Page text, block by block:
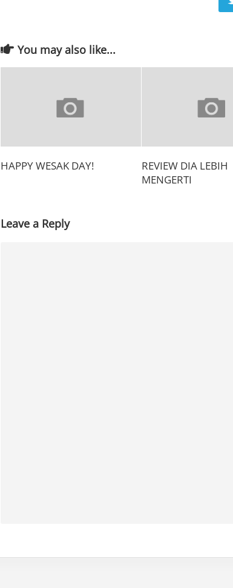
You may also like...
HAPPY WESAK DAY!
REVIEW DIA LEBIH
MENGERTI
Leave a Reply